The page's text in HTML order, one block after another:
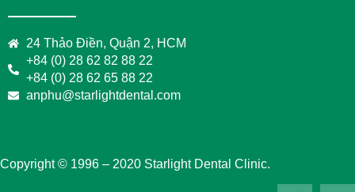
24 Thảo Điền, Quận 2, HCM
+84 (0) 28 62 82 88 22
+84 (0) 28 62 65 88 22
anphu@starlightdental.com
Copyright © 1996 – 2020 Starlight Dental Clinic.